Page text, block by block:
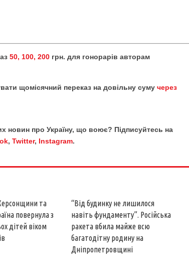
50, 100, 200 грн. для гонорарів авторам
щомісячний переказ на довільну суму через
новин про Україну, що воює? Підписуйтесь на
, Twitter, Instagram.
та
повернула з
дітей віком
“Від будинку не лишилося
навіть фундаменту”. Російська
ракета вбила майже всю
багатодітну родину на
Дніпропетровщині